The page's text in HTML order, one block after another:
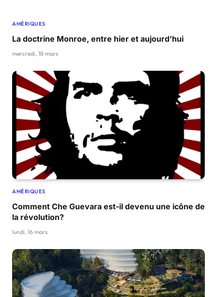
AMÉRIQUES
La doctrine Monroe, entre hier et aujourd’hui
mercredi, 18 mars
AMÉRIQUES
Comment Che Guevara est-il devenu une icône de
la révolution?
lundi, 16 mars